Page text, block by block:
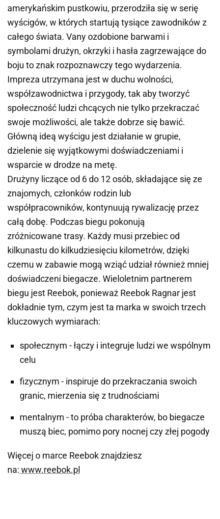
amerykańskim pustkowiu, przerodziła się w serię
wyścigów, w których startują tysiące zawodników z
całego świata. Vany ozdobione barwami i
symbolami drużyn, okrzyki i hasła zagrzewające do
boju to znak rozpoznawczy tego wydarzenia.
Impreza utrzymana jest w duchu wolności,
współzawodnictwa i przygody, tak aby tworzyć
społeczność ludzi chcących nie tylko przekraczać
swoje możliwości, ale także dobrze się bawić.
Główną ideą wyścigu jest działanie w grupie,
dzielenie się wyjątkowymi doświadczeniami i
wsparcie w drodze na metę.
Drużyny liczące od 6 do 12 osób, składające się ze
znajomych, członków rodzin lub
współpracowników, kontynuują rywalizację przez
całą dobę. Podczas biegu pokonują
zróżnicowane trasy. Każdy musi przebiec od
kilkunastu do kilkudziesięciu kilometrów, dzięki
czemu w zabawie mogą wziąć udział również mniej
doświadczeni biegacze. Wieloletnim partnerem
biegu jest Reebok, ponieważ Reebok Ragnar jest
dokładnie tym, czym jest ta marka w swoich trzech
kluczowych wymiarach:
społecznym - łączy i integruje ludzi we wspólnym
celu
fizycznym - inspiruje do przekraczania swoich
granic, mierzenia się z trudnościami
mentalnym - to próba charakterów, bo biegacze
muszą biec, pomimo pory nocnej czy złej pogody
Więcej o marce Reebok znajdziesz
na: www.reebok.pl